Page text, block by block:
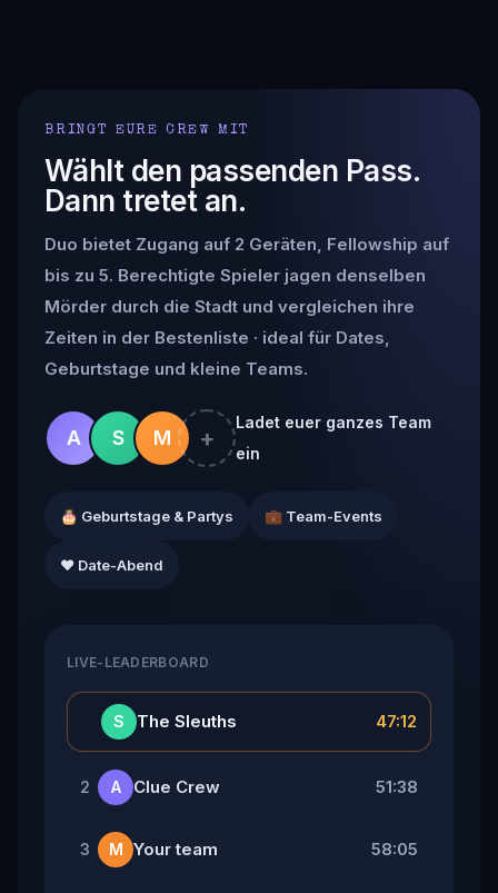
BRINGT EURE CREW MIT
Wählt den passenden Pass.
Dann tretet an.
Duo bietet Zugang auf 2 Geräten, Fellowship auf
bis zu 5. Berechtigte Spieler jagen denselben
Mörder durch die Stadt und vergleichen ihre
Zeiten in der Bestenliste · ideal für Dates,
Geburtstage und kleine Teams.
A S M +
Ladet euer ganzes Team
ein
🎂 Geburtstage & Partys 💼 Team-Events
❤️ Date-Abend
LIVE-LEADERBOARD
S The Sleuths 47:12
2 A Clue Crew 51:38
3 M Your team 58:05